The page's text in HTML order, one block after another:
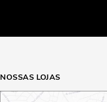
NOSSAS LOJAS